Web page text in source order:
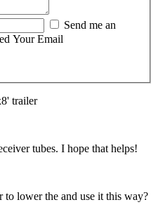
Your Email
trailer
tubes. I hope that helps!
to lower the and use it this way?